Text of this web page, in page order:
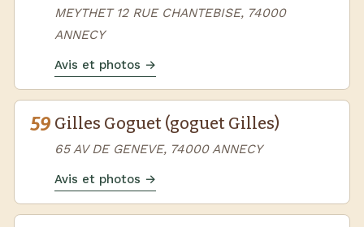
MEYTHET 12 RUE CHANTEBISE, 74000
ANNECY
Avis et photos →
59 Gilles Goguet (goguet Gilles)
65 AV DE GENEVE, 74000 ANNECY
Avis et photos →